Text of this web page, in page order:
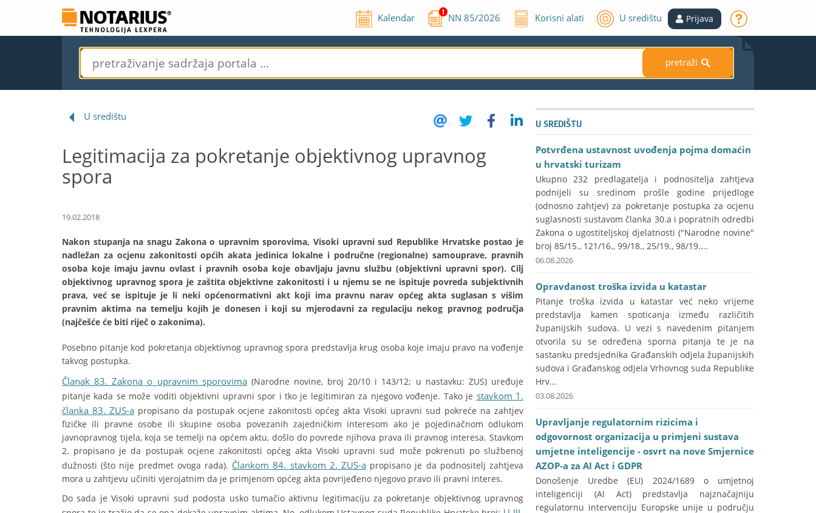
Kalendar NN85/2026 Korisni alati U središtu Prijava
pretraži S
U središtu
Legitimacija za pokretanje objektivnog upravnog
spora
19.02.2018
Nakon stupanja na snagu Zakona o upravnim sporovima, Visoki upravni sud Republike Hrvatske postao je
nadležan za ocjenu zakonitosti općih akata jedinica lokalne i područne (regionalne) samouprave, pravnih
osoba koje imaju javnu ovlast i pravnih osoba koje obavljaju javnu službu (objektivni upravni spor). Cilj
objektivnog upravnog spora je zaštita objektivne zakonitosti i u njemu se ne ispituje povreda subjektivnih
prava, već se ispituje je li neki općenormativni akt koji ima pravnu narav općeg akta suglasan s višim
pravnim aktima na temelju kojih je donesen i koji su mjerodavni za regulaciju nekog pravnog područja
(najčešće će biti riječ o zakonima).
Posebno pitanje kod pokretanja objektivnog upravnog spora predstavlja krug osoba koje imaju pravo na vođenje
takvog postupka.
Članak 83. Zakona o upravnim sporovima(Narodne novine, broj 20/10 i 143/12; u nastavku: ZUS) uređuje
pitanje kada se može voditi objektivni upravni spor i tko je legitimiran za njegovo vođenje. Tako je stavkom 1.
članka 83. ZUS-apropisano da postupak ocjene zakonitosti općeg akta Visoki upravni sud pokreće na zahtjev
fizičke ili pravne osobe ili skupine osoba povezanih zajedničkim interesom ako je pojedinačnom odlukom
javnopravnog tijela, koja se temelji na općem aktu, došlo do povrede njihova prava ili pravnog interesa. Stavkom
2. propisano je da postupak ocjene zakonitosti općeg akta Visoki upravni sud može pokrenuti po službenoj
dužnosti (što nije predmet ovoga rada). Člankom 84. stavkom 2. ZUS-a propisano je da podnositelj zahtjeva
mora u zahtjevu učiniti vjerojatnim da je primjenom općeg akta povrijeđeno njegovo pravo ili pravni interes.
Do sada je Visoki upravni sud podosta usko tumačio aktivnu legitimaciju za pokretanje objektivnog upravnog
U SREDIŠTU
Potvrđena ustavnost uvođenja pojma domaćin
u hrvatski turizam
Ukupno 232 predlagatelja i podnositelja zahtjeva
podnijeli su sredinom prošle godine prijedloge
(odnosno zahtjev) za pokretanje postupka za ocjenu
suglasnosti sustavom članka 30.a i popratnih odredbi
Zakona o ugostiteljskoj djelatnosti ("Narodne novine"
broj 85/15., 121/16., 99/18., 25/19., 98/19....
06.08.2026
Opravdanost troška izvida u katastar
Pitanje troška izvida u katastar već neko vrijeme
predstavlja kamen spoticanja između različitih
županijskih sudova. U vezi s navedenim pitanjem
otvorila su se određena sporna pitanja te je na
sastanku predsjednika Građanskih odjela županijskih
sudova i Građanskog odjela Vrhovnog suda Republike
Hrv...
03.08.2026
Upravljanje regulatornim rizicima i
odgovornost organizacija u primjeni sustava
umjetne inteligencije - osvrt na nove Smjernice
AZOP-a za AI Act i GDPR
Donošenje Uredbe (EU) 2024/1689 o umjetnoj
inteligenciji (AI Act) predstavlja najznačajniju
regulatornu intervenciju Europske unije u području